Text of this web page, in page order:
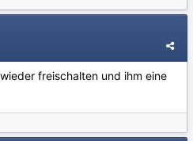
freischalten und ihm eine